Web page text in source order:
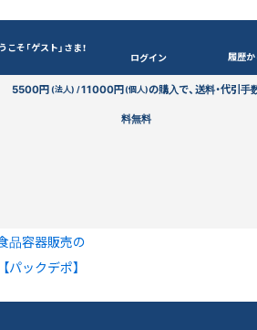
こそ「ゲスト」さま！
ログイン 履歴
5500円(法人) /11000円(個人)の購入で、送料・代引手
料無料
品容器販売の
【パックデポ】